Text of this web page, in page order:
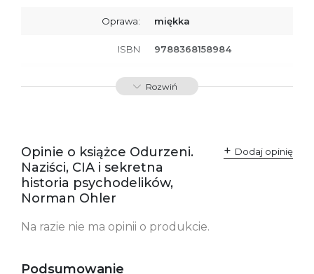
Oprawa: miękka
ISBN 9788368158984
SKU: K800760
Polska
kontakt@wydajenamsie.pl
+48 61 623 38 38
Ostrzeżenia oraz
bezpieczeństwa:
Rozwiń
Opinie o książce Odurzeni.
Naziści, CIA i sekretna
historia psychodelików,
Norman Ohler
Dodaj opinię
Na razie nie ma opinii o produkcie.
Podsumowanie